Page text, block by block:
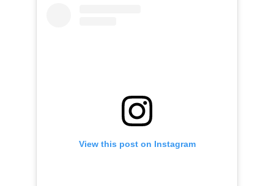
View this post on Instagram